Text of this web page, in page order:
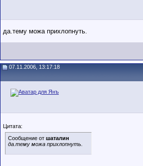
да.тему можа прихлопнуть.
07.11.2006, 13:17:18
Цитата:
Сообщение от шаталин
да.тему можа прихлопнуть.